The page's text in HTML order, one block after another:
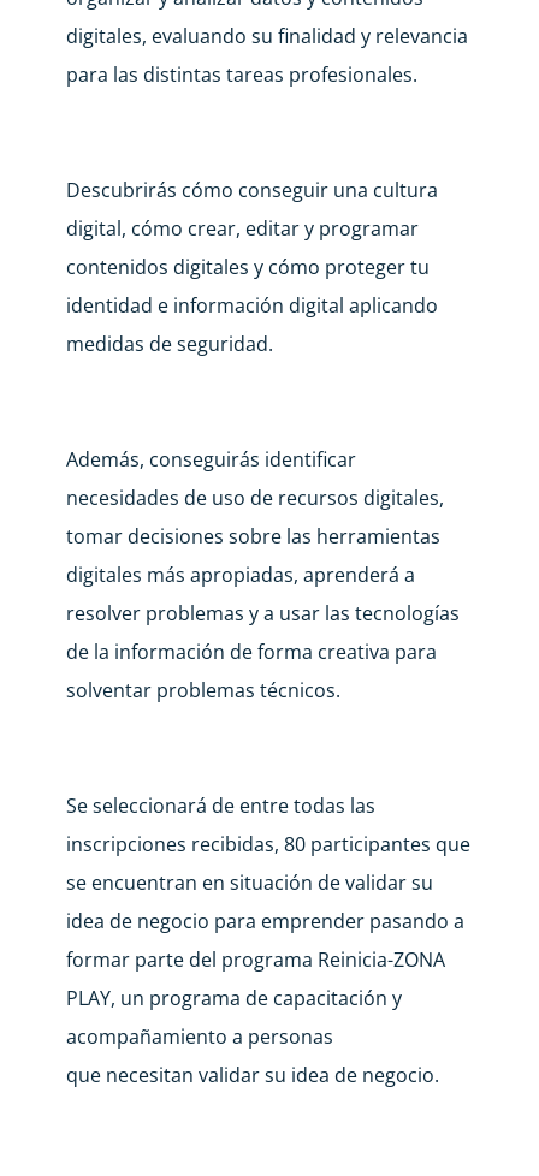
digitales, evaluando su finalidad y relevancia
para las distintas tareas profesionales.
Descubrirás cómo conseguir una cultura
digital, cómo crear, editar y programar
contenidos digitales y cómo proteger tu
identidad e información digital aplicando
medidas de seguridad.
Además, conseguirás identificar
necesidades de uso de recursos digitales,
tomar decisiones sobre las herramientas
digitales más apropiadas, aprenderá a
resolver problemas y a usar las tecnologías
de la información de forma creativa para
solventar problemas técnicos.
Se seleccionará de entre todas las
inscripciones recibidas, 80 participantes que
se encuentran en situación de validar su
idea de negocio para emprender pasando a
formar parte del programa Reinicia-ZONA
PLAY, un programa de capacitación y
acompañamiento a personas
que necesitan validar su idea de negocio.